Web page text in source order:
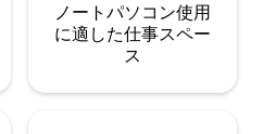
ノートパソコン使用
に適した仕事スペー
ス